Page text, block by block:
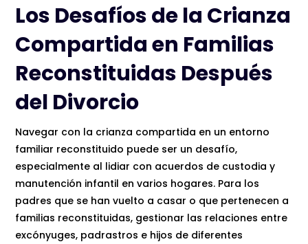
Los Desafíos de la Crianza
Compartida en Familias
Reconstituidas Después
del Divorcio
Navegar con la crianza compartida en un entorno
familiar reconstituido puede ser un desafío,
especialmente al lidiar con acuerdos de custodia y
manutención infantil en varios hogares. Para los
padres que se han vuelto a casar o que pertenecen a
familias reconstituidas, gestionar las relaciones entre
excónyuges, padrastros e hijos de diferentes